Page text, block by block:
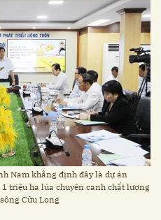
Nam khẳng định đây là dự án
triệu ha lúa chuyên canh chất lượng
Cửu Long